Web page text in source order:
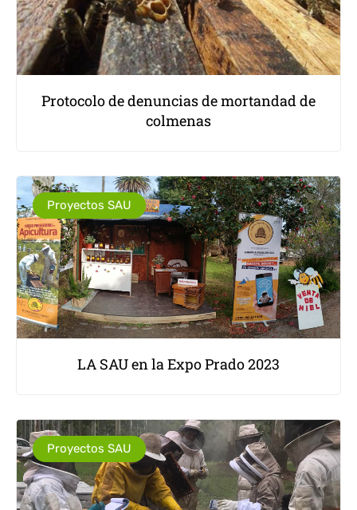
Protocolo de denuncias de mortandad de
colmenas
Proyectos SAU
LA SAU en la Expo Prado 2023
Proyectos SAU